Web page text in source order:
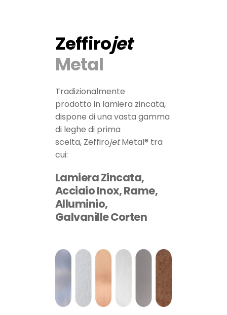
Zeffirojet
Metal
Tradizionalmente
prodotto in lamiera zincata,
dispone di una vasta gamma
di leghe di prima
scelta, ZeffirojetMetal® tra
cui:
Lamiera Zincata,
Acciaio Inox, Rame,
Alluminio,
Galvanille Corten